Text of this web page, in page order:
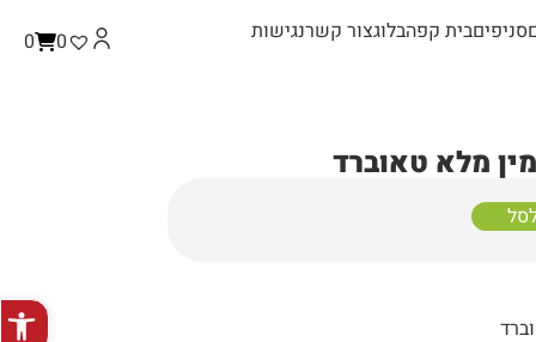
פתח
0 0 סניפיםבית קפהבלוגצור קשרנגישות
מלא טאוברד